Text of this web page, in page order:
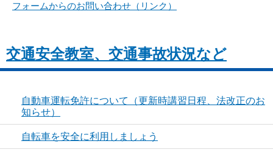
フォームからのお問い合わせ（リンク）
交通安全教室、交通事故状況など
自動車運転免許について（更新時講習日程、法改正のお
知らせ）
自転車を安全に利用しましょう